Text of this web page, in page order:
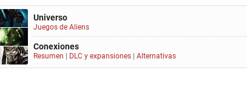
Universo
Juegos de Aliens
Conexiones
Resumen DLC y expansiones Alternativas